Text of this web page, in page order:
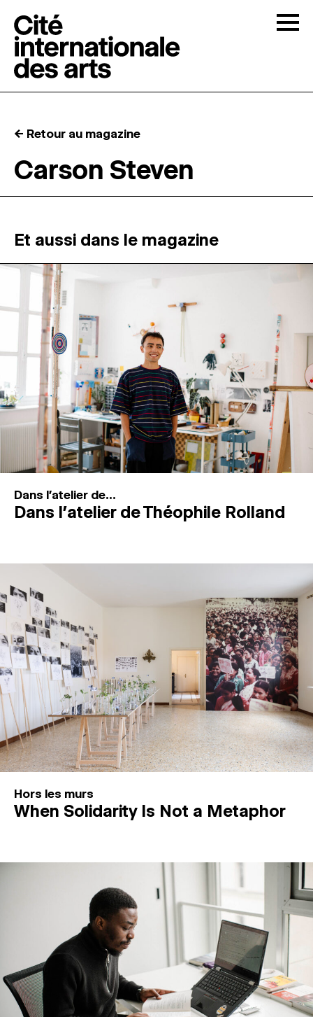
RÉSIDENCES ↓
ATELIERS OUVERTS
PROGRAMMATION
MAGAZINE
ESPACES DE PRATIQUE ARTISTIQUE ↓
Recherche
Connexion
← Retour au magazine
Carson Steven
Et aussi dans le magazine
Dans l'atelier de...
Dans l’atelier de Théophile Rolland
Hors les murs
When Solidarity Is Not a Metaphor